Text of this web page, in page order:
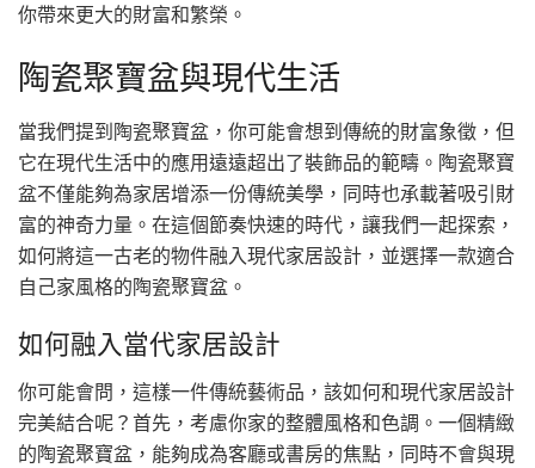
你帶來更大的財富和繁榮。
陶瓷聚寶盆與現代生活
當我們提到陶瓷聚寶盆，你可能會想到傳統的財富象徵，但
它在現代生活中的應用遠遠超出了裝飾品的範疇。陶瓷聚寶
盆不僅能夠為家居增添一份傳統美學，同時也承載著吸引財
富的神奇力量。在這個節奏快速的時代，讓我們一起探索，
如何將這一古老的物件融入現代家居設計，並選擇一款適合
自己家風格的陶瓷聚寶盆。
如何融入當代家居設計
你可能會問，這樣一件傳統藝術品，該如何和現代家居設計
完美結合呢？首先，考慮你家的整體風格和色調。一個精緻
的陶瓷聚寶盆，能夠成為客廳或書房的焦點，同時不會與現